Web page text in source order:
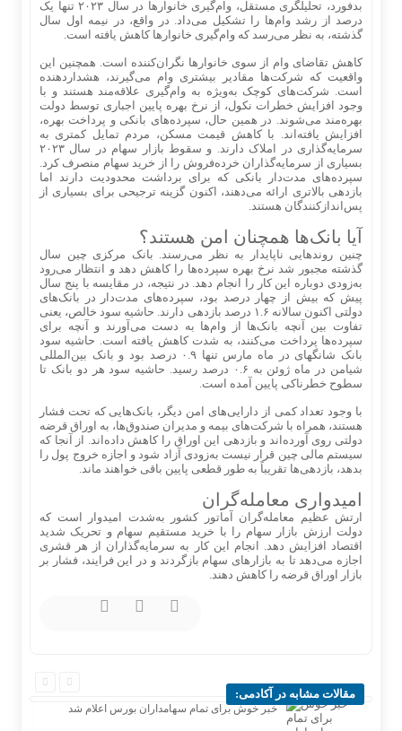
بدفورد، تحلیلگری مستقل، وام‌گیری خانوارها در سال ۲۰۲۳ تنها یک
درصد از رشد وام‌ها را تشکیل می‌داد. در واقع، در نیمه اول سال
گذشته، به نظر می‌رسد که وام‌گیری خانوارها کاهش یافته است.
کاهش تقاضای وام از سوی خانوارها نگران‌کننده است. همچنین این
واقعیت که شرکت‌ها مقادیر بیشتری وام می‌گیرند، هشداردهنده
است. شرکت‌های کوچک به‌ویژه به وام‌گیری علاقه‌مند هستند و با
وجود افزایش خطرات نکول، از نرخ بهره پایین اجباری توسط دولت
بهره‌مند می‌شوند. در همین حال، سپرده‌های بانکی و پرداخت بهره،
افزایش یافته‌اند. با کاهش قیمت مسکن، مردم تمایل کمتری به
سرمایه‌گذاری در املاک دارند. و سقوط بازار سهام در سال ۲۰۲۳
بسیاری از سرمایه‌گذاران خرده‌فروش را از خرید سهام منصرف کرد.
سپرده‌های مدت‌دار بانکی که برای برداشت محدودیت دارند اما
بازدهی بالاتری ارائه می‌دهند، اکنون گزینه ترجیحی برای بسیاری از
پس‌اندازکنندگان هستند.
آیا بانک‌ها همچنان امن هستند؟
چنین روندهایی ناپایدار به نظر می‌رسند. بانک مرکزی چین سال
گذشته مجبور شد نرخ بهره سپرده‌ها را کاهش دهد و انتظار می‌رود
به‌زودی دوباره این کار را انجام دهد. در نتیجه، در مقایسه با پنج سال
پیش که بیش از چهار درصد بود، سپرده‌های مدت‌دار در بانک‌های
دولتی اکنون سالانه ۱.۶ درصد بازدهی دارند. حاشیه سود خالص، یعنی
تفاوت بین آنچه بانک‌ها از وام‌ها به دست می‌آورند و آنچه برای
سپرده‌ها پرداخت می‌کنند، به شدت کاهش یافته است. حاشیه سود
بانک شانگهای در ماه مارس تنها ۰.۹ درصد بود و بانک بین‌المللی
شیامن در ماه ژوئن به ۰.۶ درصد رسید. حاشیه سود هر دو بانک تا
سطوح خطرناکی پایین آمده است.
با وجود تعداد کمی از دارایی‌های امن دیگر، بانک‌هایی که تحت فشار
هستند، همراه با شرکت‌های بیمه و مدیران صندوق‌ها، به اوراق قرضه
دولتی روی آورده‌اند و بازدهی این اوراق را کاهش داده‌اند. از آنجا که
سیستم مالی چین قرار نیست به‌زودی آزاد شود و اجازه خروج پول را
بدهد، بازدهی‌ها تقریباً به طور قطعی پایین باقی خواهند ماند.
امیدواری معامله‌گران
ارتش عظیم معامله‌گران آماتور کشور به‌شدت امیدوار است که
دولت ارزش بازار سهام را با خرید مستقیم سهام و تحریک شدید
اقتصاد افزایش دهد. انجام این کار به سرمایه‌گذاران از هر قشری
اجازه می‌دهد تا به بازارهای سهام بازگردند و در این فرایند، فشار بر
بازار اوراق قرضه را کاهش دهند.
مقالات مشابه در آکادمی:
خبر خوش برای تمام سهامداران بورس اعلام شد